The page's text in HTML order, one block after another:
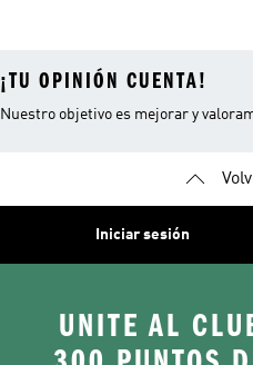
¡TU OPINIÓN CUENTA!
Nuestro objetivo es mejorar y
Iniciar sesión
UNITE AL